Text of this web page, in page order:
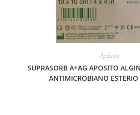
Apósito
SUPRASORB A+AG APOSITO
ANTIMICROBIANO